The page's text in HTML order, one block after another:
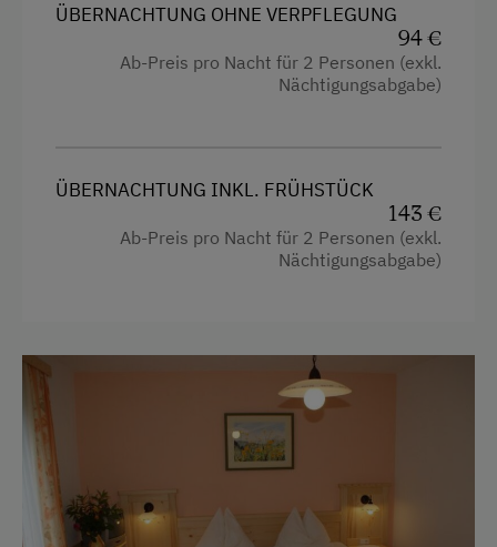
Doppelbett
Einzelbett
ÜBERNACHTUNG OHNE VERPFLEGUNG
94 €
Ab-Preis pro Nacht für 2 Personen (exkl.
Nächtigungsabgabe)
ÜBERNACHTUNG INKL. FRÜHSTÜCK
143 €
Ab-Preis pro Nacht für 2 Personen (exkl.
Nächtigungsabgabe)